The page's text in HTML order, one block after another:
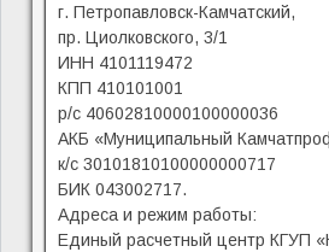
г. Петропавловск-Камчатский,
пр. Циолковского, 3/1
ИНН 4101119472
КПП 410101001
р/с 40602810000100000036
АКБ «Муниципальный
к/с 30101810100000000717
БИК 043002717.
Адреса и режим работы:
Единый расчетный центр КГУП